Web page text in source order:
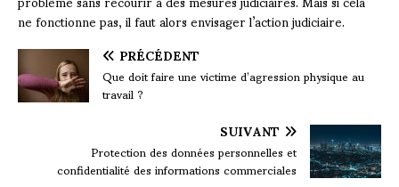
ne fonctionne pas, il faut alors envisager l’action judiciaire.
PRÉCÉDENT
Que doit faire une victime d’agression physique au
travail ?
SUIVANT
Protection des données personnelles et
confidentialité des informations commerciales